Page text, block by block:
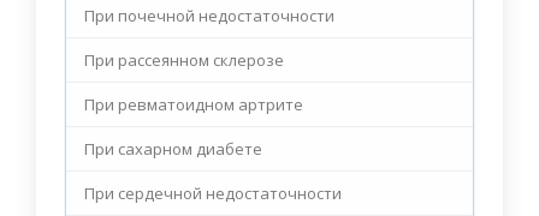
При почечной недостаточности
При рассеянном склерозе
При ревматоидном артрите
При сахарном диабете
При сердечной недостаточности